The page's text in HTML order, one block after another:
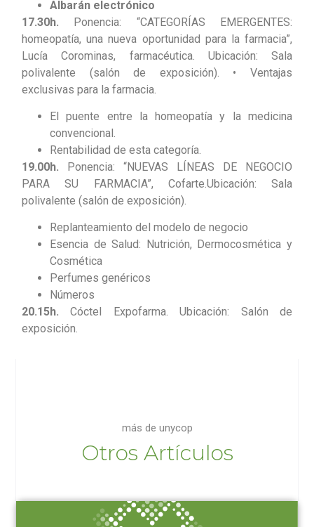
Albarán electrónico
17.30h. Ponencia: “CATEGORÍAS EMERGENTES:
homeopatía, una nueva oportunidad para la farmacia”,
Lucía Corominas, farmacéutica. Ubicación: Sala
polivalente (salón de exposición). • Ventajas
exclusivas para la farmacia.
El puente entre la homeopatía y la medicina
convencional.
Rentabilidad de esta categoría.
19.00h. Ponencia: “NUEVAS LÍNEAS DE NEGOCIO
PARA SU FARMACIA”, Cofarte.Ubicación: Sala
polivalente (salón de exposición).
Replanteamiento del modelo de negocio
Esencia de Salud: Nutrición, Dermocosmética y
Cosmética
Perfumes genéricos
Números
20.15h. Cóctel Expofarma. Ubicación: Salón de
exposición.
más de unycop
Otros Artículos